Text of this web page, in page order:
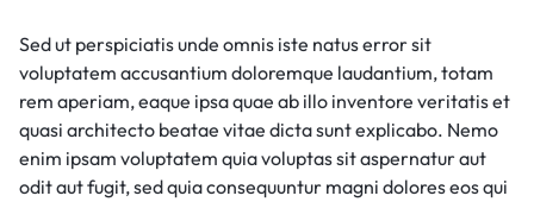
Sed ut perspiciatis unde omnis iste natus error sit
voluptatem accusantium doloremque laudantium, totam
rem aperiam, eaque ipsa quae ab illo inventore veritatis et
quasi architecto beatae vitae dicta sunt explicabo. Nemo
enim ipsam voluptatem quia voluptas sit aspernatur aut
odit aut fugit, sed quia consequuntur magni dolores eos qui